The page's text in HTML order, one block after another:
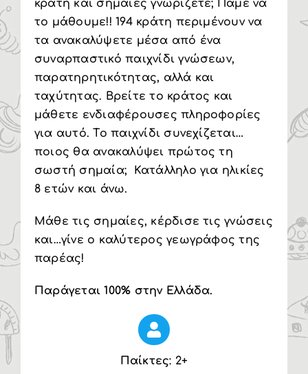
κράτη και σημαίες γνωρίζετε; Πάμε να
το μάθουμε!! 194 κράτη περιμένουν να
τα ανακαλύψετε μέσα από ένα
συναρπαστικό παιχνίδι γνώσεων,
παρατηρητικότητας, αλλά και
ταχύτητας. Βρείτε το κράτος και
μάθετε ενδιαφέρουσες πληροφορίες
για αυτό. Το παιχνίδι συνεχίζεται…
ποιος θα ανακαλύψει πρώτος τη
σωστή σημαία; Κατάλληλο για ηλικίες
8 ετών και άνω.
Μάθε τις σημαίες, κέρδισε τις γνώσεις
και…γίνε ο καλύτερος γεωγράφος της
παρέας!
Παράγεται 100% στην Ελλάδα.
Παίκτες: 2+